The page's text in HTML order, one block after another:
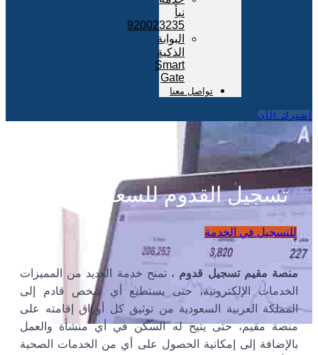
نبأ
920023235
البوابة
الذكية
Smart
Gate
تواصل معنا
اشترك الآن
تسجيل القدوم للسعودية مقيم
للتسجيل في الخدمة
منصة مقيم تسجيل قدوم ، تمنح خدمة العديد من المميزات
الخدمات الإلكترونية، حتى يستطيع أي شخص قادم إلى
المملكة العربية السعودية من توثيق كل أوراق إقامته على
منصة مقيم، حتى يتيح له السكن في أي منشأة والعمل
بالإضافة إلى إمكانية الحصول على أي من الخدمات الصحية